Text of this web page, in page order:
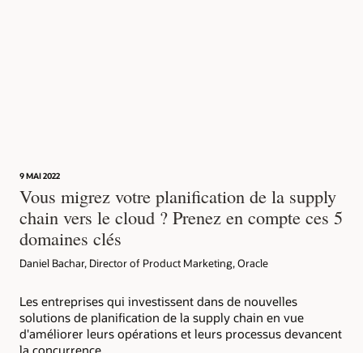
9 MAI 2022
Vous migrez votre planification de la supply
chain vers le cloud ? Prenez en compte ces 5
domaines clés
Daniel Bachar, Director of Product Marketing, Oracle
Les entreprises qui investissent dans de nouvelles
solutions de planification de la supply chain en vue
d'améliorer leurs opérations et leurs processus devancent